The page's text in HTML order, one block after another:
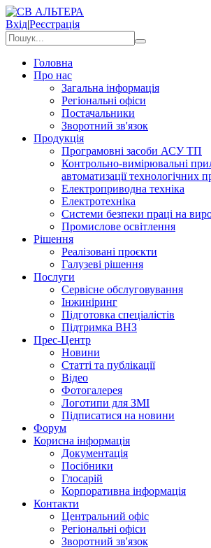
Вхід|Реєстрація
Головна
Про нас
Загальна інформація
Регіональні офіси
Постачальники
Зворотний зв'язок
Продукція
Програмовні засоби АСУ ТП
Контрольно-вимірювальні
автоматизації технологічних
Електроприводна техніка
Електротехніка
Системи безпеки праці на
Промислове освітлення
Рішення
Реалізовані проєкти
Галузеві рішення
Послуги
Сервісне обслуговування
Інжиніринг
Підготовка спеціалістів
Підтримка ВНЗ
Прес-Центр
Новини
Статті та публікації
Відео
Фотогалерея
Логотипи для ЗМІ
Підписатися на новини
Форум
Корисна інформація
Документація
Посібники
Глосарій
Корпоративна інформація
Контакти
Центральний офіс
Регіональні офіси
Зворотний зв'язок